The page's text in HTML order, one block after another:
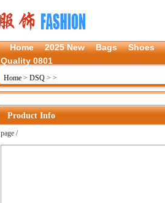
Home 2025 New Bags Shoes
Quality 0801
Home > DSQ > >
Product Info
page /